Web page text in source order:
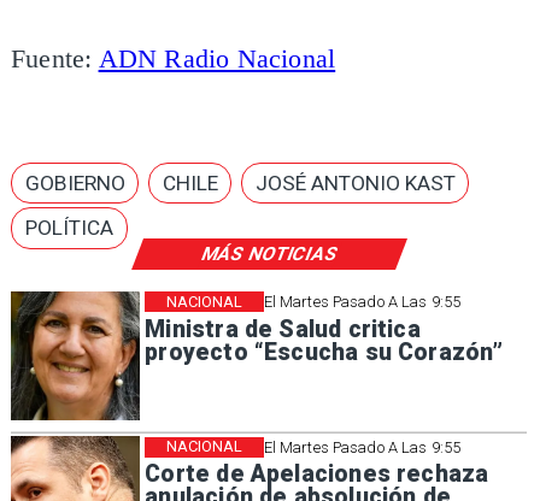
MÁS NOTICIAS
El Martes Pasado A Las 9:55
Ministra de Salud critica
proyecto “Escucha su Corazón”
NACIONAL
El Martes Pasado A Las 9:55
Corte de Apelaciones rechaza
NACIONAL
Fuente: ADN Radio Nacional
GOBIERNO CHILE
JOSÉ ANTONIO KAST
POLÍTICA